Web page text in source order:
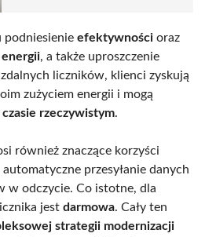
podniesienie efektywności oraz
, a także uproszczenie
liczników, klienci zyskują
zużyciem energii i mogą
czasie rzeczywistym.
również znaczące korzyści
przesyłanie danych
w odczycie. Co istotne, dla
jest darmowa. Cały ten
strategii modernizacji